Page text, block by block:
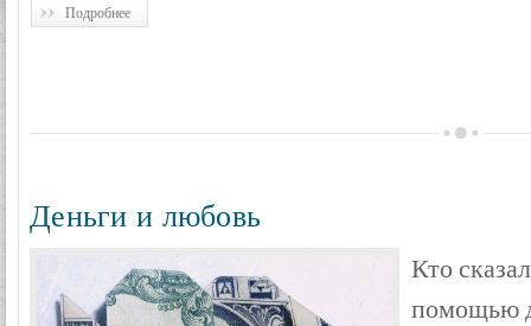
Подробнее
Деньги и любовь
Кто
помощью